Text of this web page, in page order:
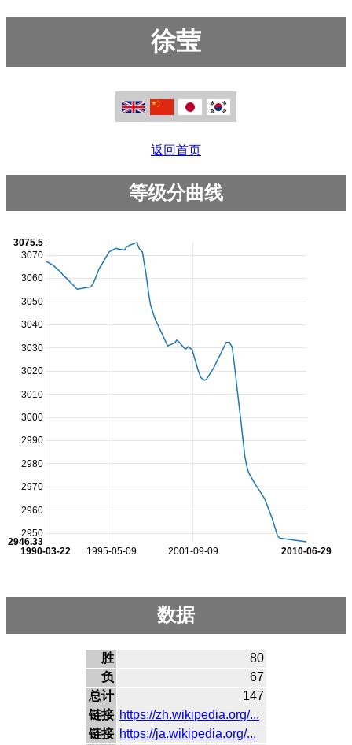
徐莹
返回首页
等级分曲线
1995-05-09 2001-09-09
1990-03-22 2010-06-29
2950
2960
2970
2980
2990
3000
3010
3020
3030
3040
3050
3060
3070
2946.33
3075.5
数据
胜
80
负
67
总计
147
链接 https://zh.wikipedia.org/...
链接 https://ja.wikipedia.org/...